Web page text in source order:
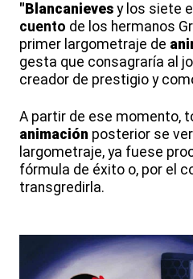
"Blancanieves y los siete
cuento de los hermanos
primer largometraje de
gesta que consagraría al
creador de prestigio y
A partir de ese momento,
animación posterior se
largometraje, ya fuese
fórmula de éxito o, por el
transgredirla.